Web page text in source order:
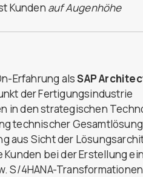
Kunden auf Augenhöhe
Erfahrung alsSAP
der Fertigungsindustrie
in den strategischen
technischer
aus Sicht der
bei der Erstellung
S/4HANA-Transformationen